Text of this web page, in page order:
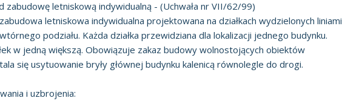
letniskową indywidualną - (Uchwała nr VII/62/99)
letniskowa indywidualna projektowana na działkach wydzielonych liniami
podziału. Każda działka przewidziana dla lokalizacji jednego budynku.
w jedną większą. Obowiązuje zakaz budowy wolnostojących obiektów
się usytuowanie bryły głównej budynku kalenicą równolegle do drogi.
i uzbrojenia: